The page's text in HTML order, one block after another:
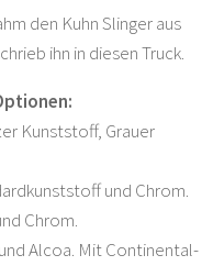
den Kuhn Slinger aus
ihn in diesen Truck.
Kunststoff, Grauer
und Chrom.
Chrom.
Alcoa. Mit Continental-